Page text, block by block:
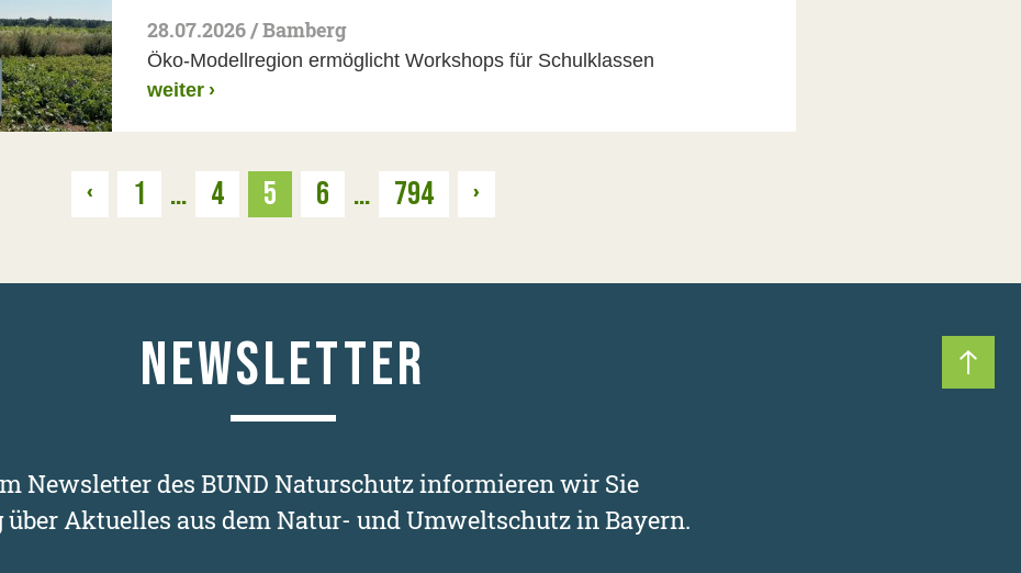
28.07.2026 / Bamberg
Öko-Modellregion ermöglicht Workshops für Schulklassen
weiter ›
Zurück
‹ 1 … 4 5 6 … 794 ›
NEWSLETTER
Newsletter des BUND Naturschutz informieren wir Sie
über Aktuelles aus dem Natur- und Umweltschutz in Bayern.